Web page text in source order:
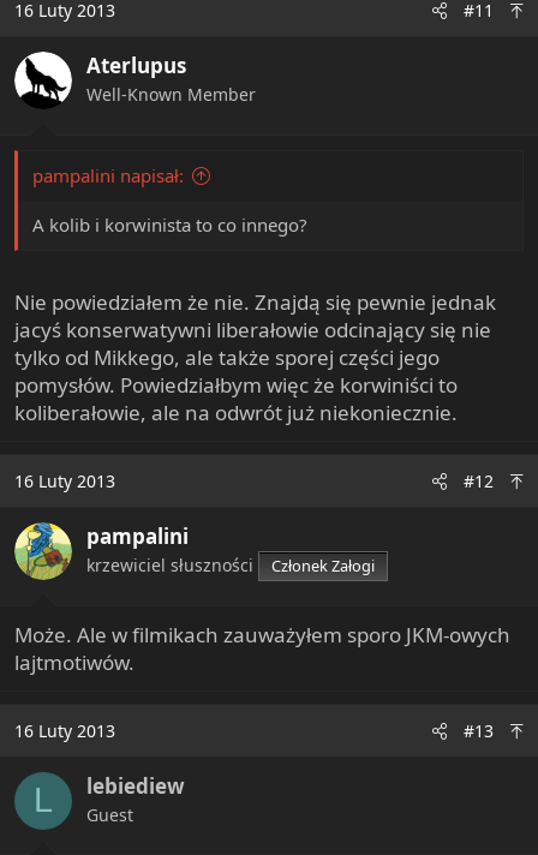
16 Luty 2013 #11
Aterlupus
Well-Known Member
pampalini napisał:
A kolib i korwinista to co innego?
Nie powiedziałem że nie. Znajdą się pewnie jednak
jacyś konserwatywni liberałowie odcinający się nie
tylko od Mikkego, ale także sporej części jego
pomysłów. Powiedziałbym więc że korwiniści to
koliberałowie, ale na odwrót już niekoniecznie.
16 Luty 2013 #12
pampalini
krzewiciel słuszności Członek Załogi
Może. Ale w filmikach zauważyłem sporo JKM-owych
lajtmotiwów.
16 Luty 2013 #13
L lebiediew
Guest